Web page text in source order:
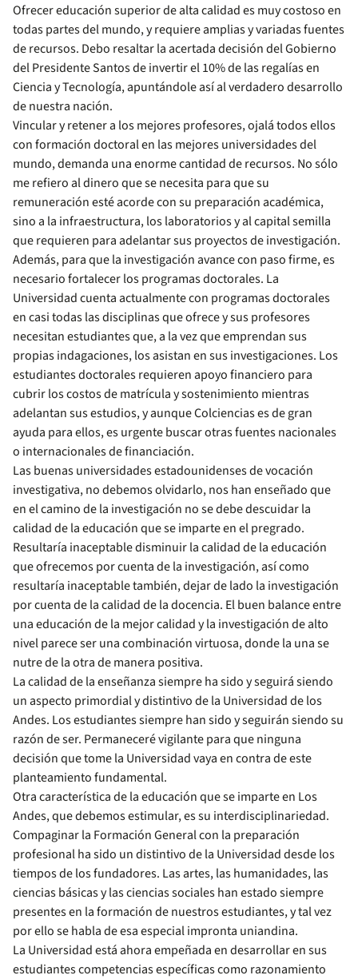
Ofrecer educación superior de alta calidad es muy costoso en
todas partes del mundo, y requiere amplias y variadas fuentes
de recursos. Debo resaltar la acertada decisión del Gobierno
del Presidente Santos de invertir el 10% de las regalías en
Ciencia y Tecnología, apuntándole así al verdadero desarrollo
de nuestra nación.
Vincular y retener a los mejores profesores, ojalá todos ellos
con formación doctoral en las mejores universidades del
mundo, demanda una enorme cantidad de recursos. No sólo
me refiero al dinero que se necesita para que su
remuneración esté acorde con su preparación académica,
sino a la infraestructura, los laboratorios y al capital semilla
que requieren para adelantar sus proyectos de investigación.
Además, para que la investigación avance con paso firme, es
necesario fortalecer los programas doctorales. La
Universidad cuenta actualmente con programas doctorales
en casi todas las disciplinas que ofrece y sus profesores
necesitan estudiantes que, a la vez que emprendan sus
propias indagaciones, los asistan en sus investigaciones. Los
estudiantes doctorales requieren apoyo financiero para
cubrir los costos de matrícula y sostenimiento mientras
adelantan sus estudios, y aunque Colciencias es de gran
ayuda para ellos, es urgente buscar otras fuentes nacionales
o internacionales de financiación.
Las buenas universidades estadounidenses de vocación
investigativa, no debemos olvidarlo, nos han enseñado que
en el camino de la investigación no se debe descuidar la
calidad de la educación que se imparte en el pregrado.
Resultaría inaceptable disminuir la calidad de la educación
que ofrecemos por cuenta de la investigación, así como
resultaría inaceptable también, dejar de lado la investigación
por cuenta de la calidad de la docencia. El buen balance entre
una educación de la mejor calidad y la investigación de alto
nivel parece ser una combinación virtuosa, donde la una se
nutre de la otra de manera positiva.
La calidad de la enseñanza siempre ha sido y seguirá siendo
un aspecto primordial y distintivo de la Universidad de los
Andes. Los estudiantes siempre han sido y seguirán siendo su
razón de ser. Permaneceré vigilante para que ninguna
decisión que tome la Universidad vaya en contra de este
planteamiento fundamental.
Otra característica de la educación que se imparte en Los
Andes, que debemos estimular, es su interdisciplinariedad.
Compaginar la Formación General con la preparación
profesional ha sido un distintivo de la Universidad desde los
tiempos de los fundadores. Las artes, las humanidades, las
ciencias básicas y las ciencias sociales han estado siempre
presentes en la formación de nuestros estudiantes, y tal vez
por ello se habla de esa especial impronta uniandina.
La Universidad está ahora empeñada en desarrollar en sus
estudiantes competencias específicas como razonamiento